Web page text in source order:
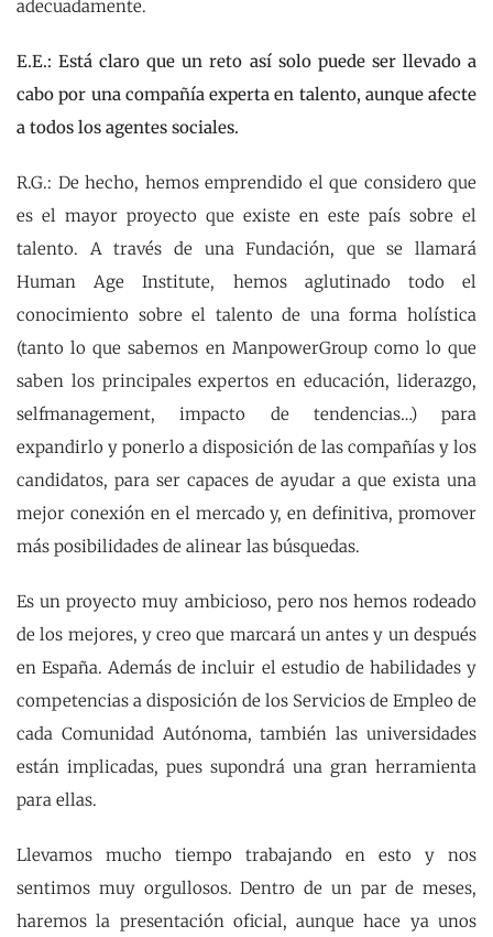
adecuadamente.
E.E.: Está claro que un reto así solo puede ser llevado a
cabo por una compañía experta en talento, aunque afecte
a todos los agentes sociales.
R.G.: De hecho, hemos emprendido el que considero que
es el mayor proyecto que existe en este país sobre el
talento. A través de una Fundación, que se llamará
Human Age Institute, hemos aglutinado todo el
conocimiento sobre el talento de una forma holística
(tanto lo que sabemos en ManpowerGroup como lo que
saben los principales expertos en educación, liderazgo,
selfmanagement, impacto de tendencias…) para
expandirlo y ponerlo a disposición de las compañías y los
candidatos, para ser capaces de ayudar a que exista una
mejor conexión en el mercado y, en definitiva, promover
más posibilidades de alinear las búsquedas.
Es un proyecto muy ambicioso, pero nos hemos rodeado
de los mejores, y creo que marcará un antes y un después
en España. Además de incluir el estudio de habilidades y
competencias a disposición de los Servicios de Empleo de
cada Comunidad Autónoma, también las universidades
están implicadas, pues supondrá una gran herramienta
para ellas.
Llevamos mucho tiempo trabajando en esto y nos
sentimos muy orgullosos. Dentro de un par de meses,
haremos la presentación oficial, aunque hace ya unos